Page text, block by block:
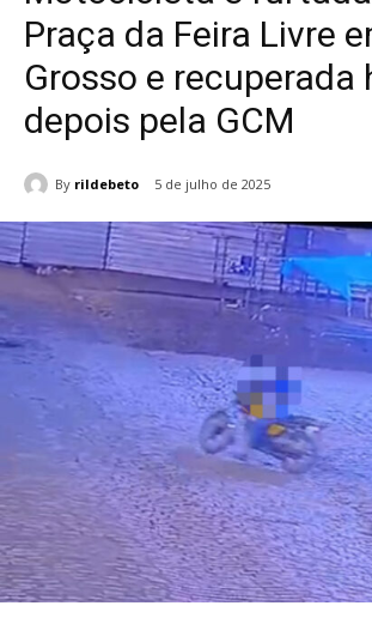
Praça da Feira Livre
Grosso e recuperada
depois pela GCM
By rildebeto 5 de julho de 2025